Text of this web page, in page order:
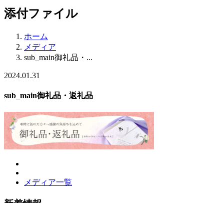
添付ファイル
ホーム
メディア
sub_main御礼品・...
2024.01.31
sub_main御礼品・返礼品
メディア一覧